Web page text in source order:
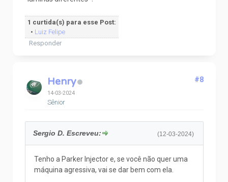
1 curtida(s) para esse Post:
• Luiz Felipe
Responder
Henry
14-03-2024
Sênior
#8
(12-03-2024)
Sergio D. Escreveu:
Tenho a Parker Injector e, se você não quer uma
máquina agressiva, vai se dar bem com ela.